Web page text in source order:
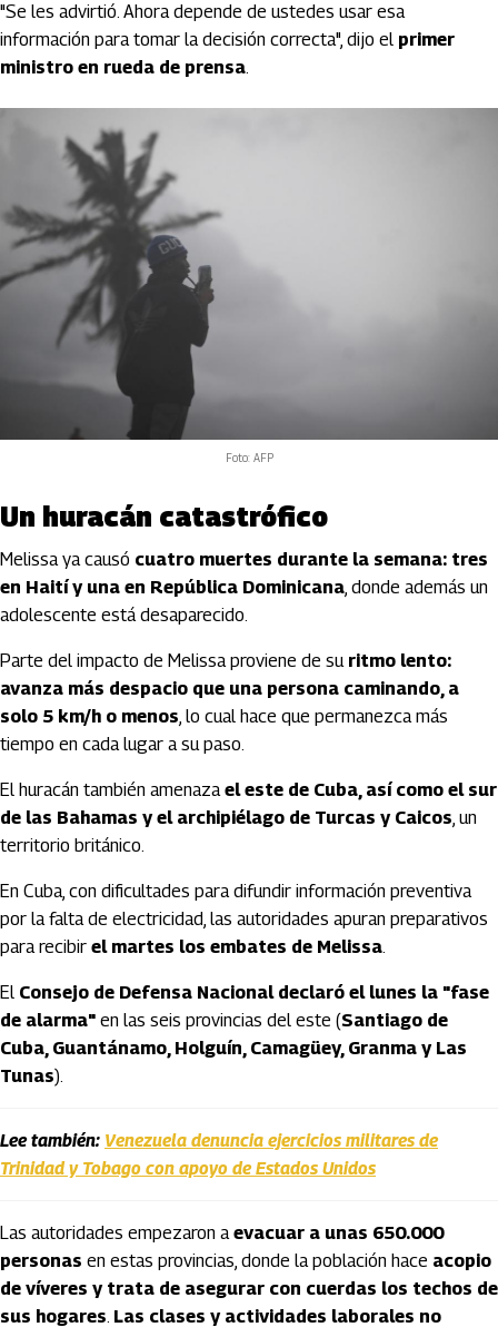
"Se les advirtió. Ahora depende de ustedes usar esa
información para tomar la decisión correcta", dijo el primer
ministro en rueda de prensa.
Foto: AFP
Un huracán catastrófico
Melissa ya causó cuatro muertes durante la semana: tres
en Haití y una en República Dominicana, donde además un
adolescente está desaparecido.
Parte del impacto de Melissa proviene de su ritmo lento:
avanza más despacio que una persona caminando, a
solo 5 km/h o menos, lo cual hace que permanezca más
tiempo en cada lugar a su paso.
El huracán también amenazael este de Cuba, así como el sur
de las Bahamas y el archipiélago de Turcas y Caicos, un
territorio británico.
En Cuba, con dificultades para difundir información preventiva
por la falta de electricidad, las autoridades apuran preparativos
para recibir el martes los embates de Melissa.
El Consejo de Defensa Nacional declaró el lunes la "fase
de alarma" en las seis provincias del este (Santiago de
Cuba, Guantánamo, Holguín, Camagüey, Granma y Las
Tunas).
Lee también: Venezuela denuncia ejercicios militares de
Trinidad y Tobago con apoyo de Estados Unidos
Las autoridades empezaron aevacuar a unas 650.000
personas en estas provincias, donde la población hace acopio
de víveres y trata de asegurar con cuerdas los techos de
sus hogares. Las clases y actividades laborales no